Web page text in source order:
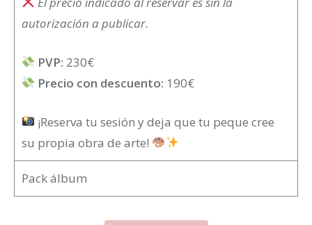
autorización a publicar.
PVP: 230€
Precio con descuento: 190€
¡Reserva tu sesión y deja que tu peque cree
su propia obra de arte!
Pack álbum